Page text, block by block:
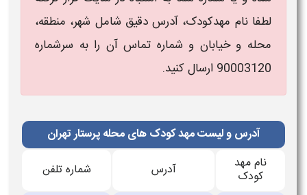
لطفا نام مهدکودک، آدرس دقیق شامل شهر، منطقه،
محله و خیابان و شماره تماس آن را به سرشماره
90003120 ارسال کنید.
آدرس و لیست مهد کودک های محله پرستار تهران
نام مهد
کودک آدرس
شماره تلفن